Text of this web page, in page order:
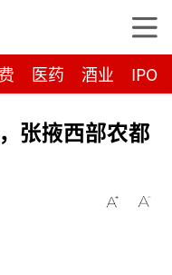
医药 酒业 IPO
张掖西部农都